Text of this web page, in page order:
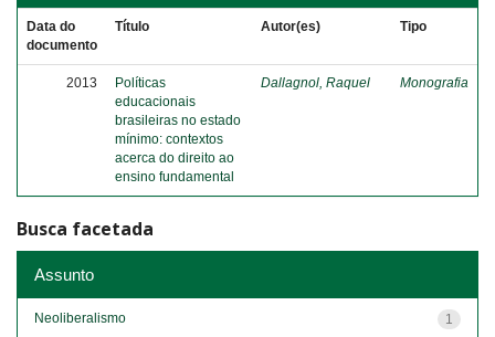
Data do
documento
Título Autor(es) Tipo
2013
Políticas
educacionais
brasileiras no estado
mínimo: contextos
acerca do direito ao
ensino fundamental
Dallagnol, Raquel Monografia
Busca facetada
Assunto
1
Neoliberalismo